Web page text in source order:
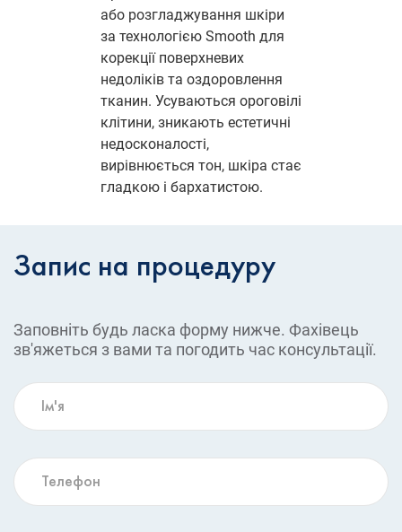
або розгладжування шкіри
за технологією Smooth для
корекції поверхневих
недоліків та оздоровлення
тканин. Усуваються ороговілі
клітини, зникають естетичні
недосконалості,
вирівнюється тон, шкіра стає
гладкою і бархатистою.
Запис на процедуру
Заповніть будь ласка форму нижче. Фахівець
зв'яжеться з вами та погодить час консультації.